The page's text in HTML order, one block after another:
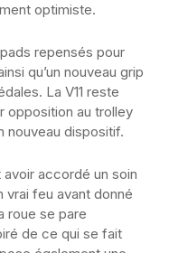
optimiste.
repensés pour
qu’un nouveau grip
La V11 reste
opposition au trolley
nouveau dispositif.
accordé un soin
vrai feu avant donné
roue se pare
de ce qui se fait